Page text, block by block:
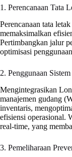
1. Perencanaan Tata
Perencanaan tata
memaksimalkan
Pertimbangkan jalur
optimisasi
2. Penggunaan
Mengintegrasikan
manajemen gudang
inventaris,
efisiensi operasional.
real-time, yang
3. Pemeliharaan